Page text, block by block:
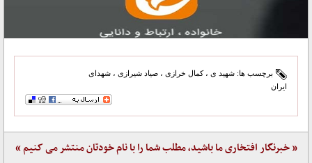
برچسب ها: شهید ی ،کمال خرازی ، صیاد شیرازی ، شهدای
ایران
« خبرنگار افتخاری ما باشید، مطلب شما را با نام خودتان منتشر می کنیم »